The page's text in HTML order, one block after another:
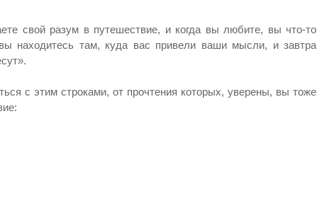
свой разум в путешествие, и когда вы любите, вы что-то
находитесь там, куда вас привели ваши мысли, и завтра
с этим строками, от прочтения которых, уверены, вы тоже